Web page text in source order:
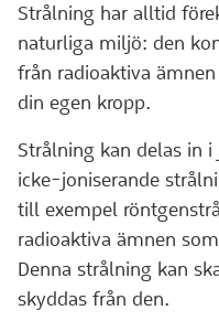
Strålning har alltid
naturliga miljö: den
från radioaktiva
din egen kropp.
Strålning kan delas in
icke-joniserande
till exempel
radioaktiva ämnen
Denna strålning kan
skyddas från den.